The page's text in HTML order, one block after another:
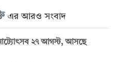
এর আরও সংবাদ
নাট্যোৎসব ২৭ আগস্ট, আসছে